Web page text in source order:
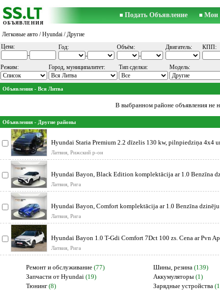
ОБЪЯВЛЕНИЯ
Подать Объявление Мои
Легковые авто /Hyundai / Другие
Цена:
-
Год:
-
Объём:
-
Двигатель: КПП:
Режим: Город, муниципалитет: Тип сделки: Модель:
Объявления - Вся Литва
В выбранном районе объявления не
Объявления - Другие районы
Hyundai Staria Premium 2.2 dīzelis 130 kw, pilnpiedziņa 4x4
automāt
Латвия, Рижский р-он
Hyundai Bayon, Black Edition komplektācija ar 1.0 Benzīna
Automātisko
Латвия, Рига
Hyundai Bayon, Comfort komplektācija ar 1.0 Benzīna
Automātisko ātrum
Латвия, Рига
Hyundai Bayon 1.0 T-Gdi Comfort 7Dct 100 zs. Cena ar Pvn
Латвия, Рига
Ремонт и обслуживание (77)
Запчасти от Hyundai (19)
Тюнинг (8)
Шины, резина (139)
Аккумуляторы (1)
Зарядные устройства